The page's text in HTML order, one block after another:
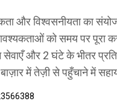
और विश्वसनीयता का
को समय पर पूरा
सेवाएँ और 2 घंटे के भीतर
में तेज़ी से पहुँचाने में